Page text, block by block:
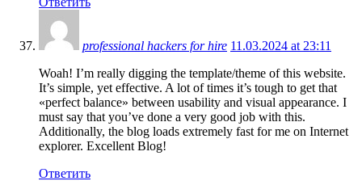
professional hackers for hire 11.03.2024 at 23:11
Woah! I’m really digging the template/theme of this website.
It’s simple, yet effective. A lot of times it’s tough to get that
«perfect balance» between usability and visual appearance. I
must say that you’ve done a very good job with this.
Additionally, the blog loads extremely fast for me on Internet
explorer. Excellent Blog!
Ответить